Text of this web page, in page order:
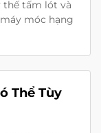
thế tấm lót và
móc hạng
Thể Tùy